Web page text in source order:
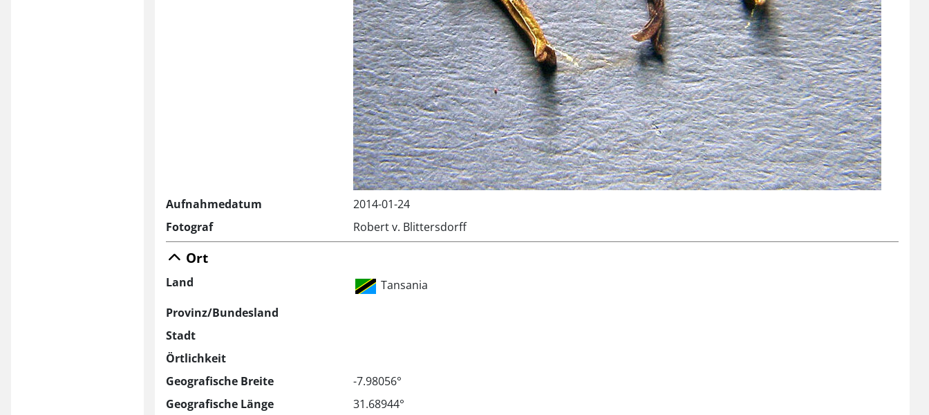
Aufnahmedatum
2014-01-24
Fotograf
Robert v. Blittersdorff
Ort
Land
Tansania
Provinz/Bundesland
Stadt
Örtlichkeit
Geografische Breite
-7.98056°
Geografische Länge
31.68944°